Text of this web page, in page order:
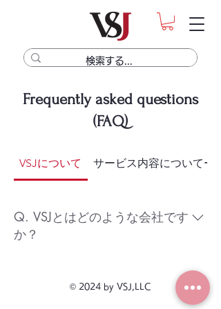
Frequently asked questions
(FAQ)
VSJについて サービス内容についてー
Q. VSJとはどのような会社です
か？
グ会社とは異なり、「臨床」と「経
営」の両輪で動物病院を支援する総合
© 2024 by VSJ,LLC